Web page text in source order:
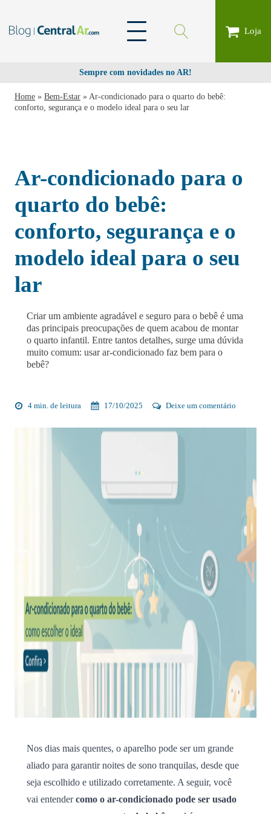
Loja
Sempre com novidades no AR!
Home » Bem-Estar » Ar-condicionado para o quarto do bebê:
conforto, segurança e o modelo ideal para o seu lar
Ar-condicionado para o
quarto do bebê:
conforto, segurança e o
modelo ideal para o seu
lar
Criar um ambiente agradável e seguro para o bebê é uma
das principais preocupações de quem acabou de montar
o quarto infantil. Entre tantos detalhes, surge uma dúvida
muito comum: usar ar-condicionado faz bem para o
bebê?
4 min. de leitura 17/10/2025 Deixe um comentário
Nos dias mais quentes, o aparelho pode ser um grande
aliado para garantir noites de sono tranquilas, desde que
seja escolhido e utilizado corretamente. A seguir, você
vai entendercomo o ar-condicionado pode ser usado